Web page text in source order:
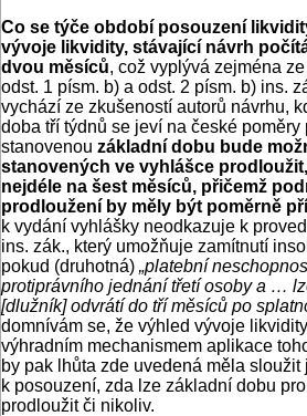
Co se týče období posouzení
vývoje likvidity, stávající návrh
dvou měsíců, což vyplývá zejména
odst. 1 písm. b) a odst. 2 písm. b) ins.
vychází ze zkušeností autorů návrhu,
doba tří týdnů se jeví na české poměry
stanovenou základní dobu bude
stanovených ve vyhlášce
nejdéle na šest měsíců, přičemž
prodloužení by měly být poměrně
k vydání vyhlášky neodkazuje k
ins. zák., který umožňuje zamítnutí
pokud (druhotná) „platební
protiprávního jednání třetí osoby a …
[dlužník] odvrátí do tří měsíců po
domnívám se, že výhled vývoje
výhradním mechanismem aplikace
by pak lhůta zde uvedená měla sloužit
k posouzení, zda lze základní dobu
prodloužit či nikoliv.